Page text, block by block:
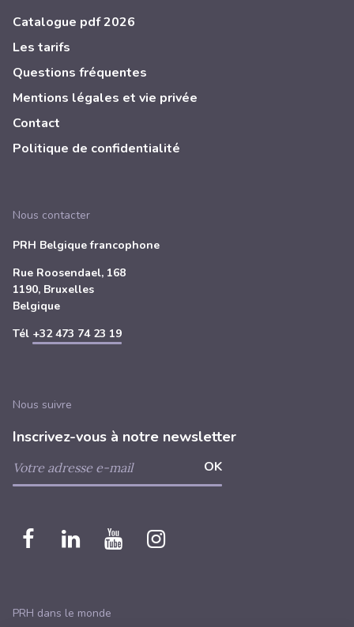
Catalogue pdf 2026
Les tarifs
Questions fréquentes
Mentions légales et vie privée
Contact
Politique de confidentialité
Nous contacter
PRH Belgique francophone
Rue Roosendael, 168
1190, Bruxelles
Belgique
Tél +32 473 74 23 19
Nous suivre
Inscrivez-vous à notre newsletter
Nous
sur
Nous
sur
Nous
sur
Nous
PRH dans le monde